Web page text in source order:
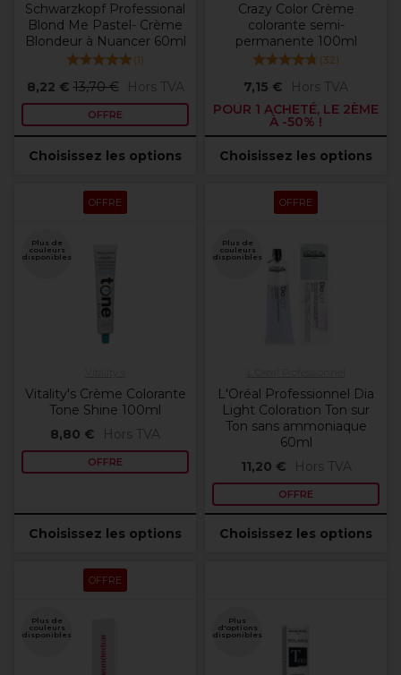
Schwarzkopf Professional
Blond Me Pastel- Crème
Blondeur à Nuancer 60ml
(1)
8,22 € 13,70 € Hors TVA
OFFRE
Choisissez les options
Crazy Color Crème
colorante semi-
permanente 100ml
(32)
7,15 €
Hors TVA
POUR 1 ACHETÉ, LE 2ÈME
À -50% !
Choisissez les options
OFFRE
Plus de
couleurs
disponibles
Vitality's Crème Colorante
Tone Shine 100ml
8,80 €
Hors TVA
OFFRE
Choisissez les options
OFFRE
Plus de
couleurs
disponibles
L'Oréal Professionnel Dia
Light Coloration Ton sur
Ton sans ammoniaque
60ml
11,20 €
Hors TVA
OFFRE
Choisissez les options
OFFRE
Plus de
couleurs
disponibles
Plus
d'options
disponibles